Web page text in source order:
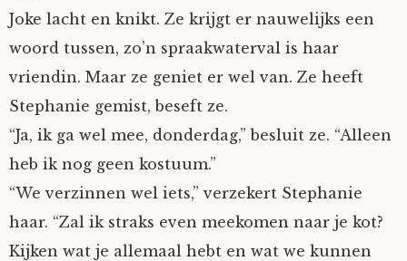
Joke lacht en knikt. Ze krijgt er nauwelijks een
woord tussen, zo’n spraakwaterval is haar
vriendin. Maar ze geniet er wel van. Ze heeft
Stephanie gemist, beseft ze.
“Ja, ik ga wel mee, donderdag,” besluit ze. “Alleen
heb ik nog geen kostuum.”
“We verzinnen wel iets,” verzekert Stephanie
haar. “Zal ik straks even meekomen naar je kot?
Kijken wat je allemaal hebt en wat we kunnen